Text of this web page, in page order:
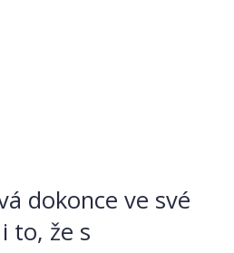
dokonce ve své
to, že s